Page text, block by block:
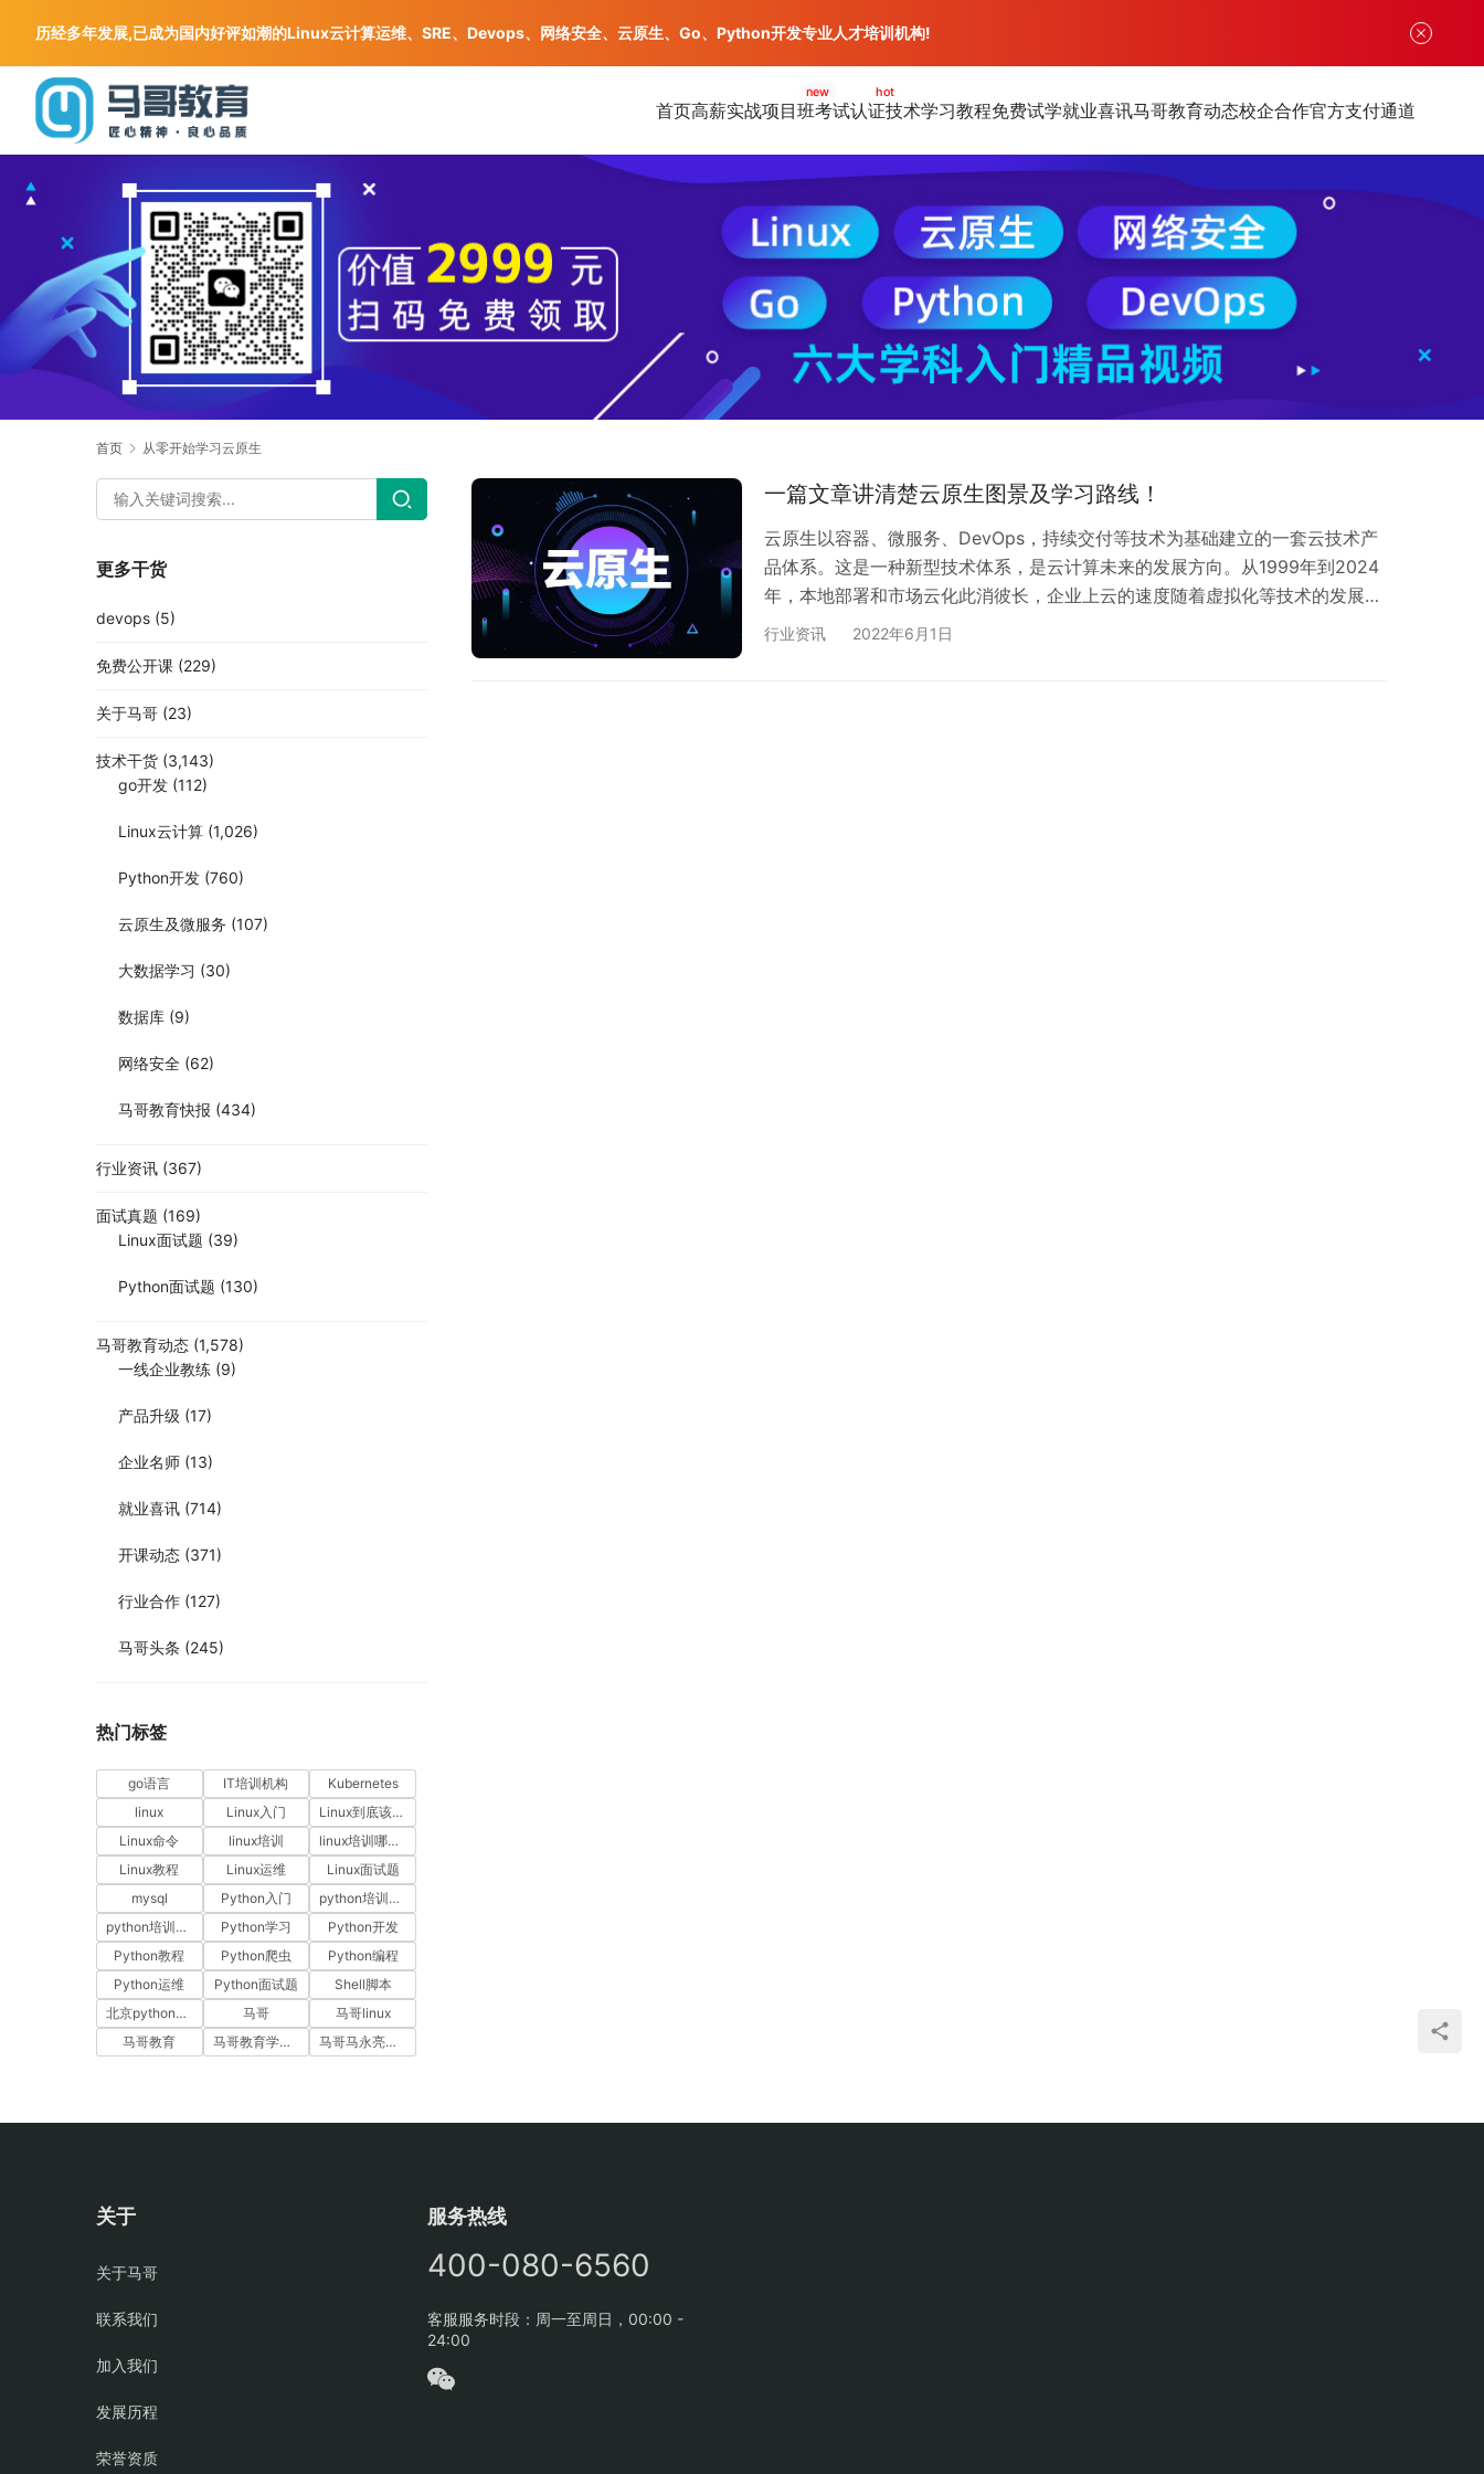
首页高薪实战项目班
new
考试认证
hot
技术学习教程免费试学就业喜讯马哥教育动态校企合作官方支付通道
首页 从零开始学习云原生
一篇文章讲清楚云原生图景及学习路线！
云原生以容器、微服务、DevOps，持续交付等技术为基础建立的一套云技术产
品体系。这是一种新型技术体系，是云计算未来的发展方向。从1999年到2024
年，本地部署和市场云化此消彼长，企业上云的速度随着虚拟化等技术的发展大
大加快，未来可能将成为各大企业的一项基础能力。所以作为一名刚入行或资深
行业资讯 2022年6月1日
更多干货
devops (5)
免费公开课 (229)
关于马哥 (23)
技术干货 (3,143)
go开发 (112)
Linux云计算 (1,026)
Python开发 (760)
云原生及微服务 (107)
大数据学习 (30)
数据库 (9)
网络安全 (62)
马哥教育快报 (434)
行业资讯 (367)
面试真题 (169)
Linux面试题 (39)
Python面试题 (130)
马哥教育动态 (1,578)
一线企业教练 (9)
产品升级 (17)
企业名师 (13)
就业喜讯 (714)
开课动态 (371)
行业合作 (127)
马哥头条 (245)
热门标签
go语言 IT培训机构
Kubernetes
linux
Linux入门
Linux到底该怎样学？
Linux命令
linux培训
linux培训哪家好
Linux教程
Linux运维
Linux面试题
mysql
Python入门
python培训哪家好
python培训排名
Python学习
Python开发
Python教程
Python爬虫
Python编程
Python运维
Python面试题
Shell脚本
北京python培训
马哥
马哥linux
马哥教育
马哥教育学员故事 马哥马永亮，马哥linux讲师，马哥教育ceo
关于
关于马哥
联系我们
加入我们
发展历程
荣誉资质
服务热线
400-080-6560
客服服务时段：周一至周日，00:00 -
24:00
历经多年发展,已成为国内好评如潮的Linux云计算运维、SRE、Devops、网络安全、云原生、Go、Python开发专业人才培训机构!